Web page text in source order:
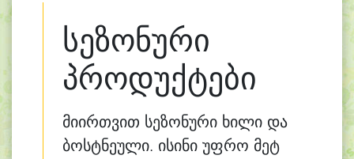
სეზონური
პროდუქტები
მიირთვით სეზონური ხილი და
ბოსტნეული. ისინი უფრო მეტ